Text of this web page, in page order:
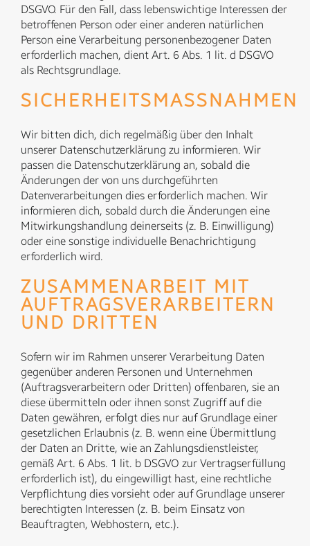
DSGVO. Für den Fall, dass lebenswichtige Interessen der
betroffenen Person oder einer anderen natürlichen
Person eine Verarbeitung personenbezogener Daten
erforderlich machen, dient Art. 6 Abs. 1 lit. d DSGVO
als Rechtsgrundlage.
SICHERHEITSMASSNAHMEN
Wir bitten dich, dich regelmäßig über den Inhalt
unserer Datenschutzerklärung zu informieren. Wir
passen die Datenschutzerklärung an, sobald die
Änderungen der von uns durchgeführten
Datenverarbeitungen dies erforderlich machen. Wir
informieren dich, sobald durch die Änderungen eine
Mitwirkungshandlung deinerseits (z. B. Einwilligung)
oder eine sonstige individuelle Benachrichtigung
erforderlich wird.
ZUSAMMENARBEIT MIT
AUFTRAGSVERARBEITERN
UND DRITTEN
Sofern wir im Rahmen unserer Verarbeitung Daten
gegenüber anderen Personen und Unternehmen
(Auftragsverarbeitern oder Dritten) offenbaren, sie an
diese übermitteln oder ihnen sonst Zugriff auf die
Daten gewähren, erfolgt dies nur auf Grundlage einer
gesetzlichen Erlaubnis (z. B. wenn eine Übermittlung
der Daten an Dritte, wie an Zahlungsdienstleister,
gemäß Art. 6 Abs. 1 lit. b DSGVO zur Vertragserfüllung
erforderlich ist), du eingewilligt hast, eine rechtliche
Verpflichtung dies vorsieht oder auf Grundlage unserer
berechtigten Interessen (z. B. beim Einsatz von
Beauftragten, Webhostern, etc.).